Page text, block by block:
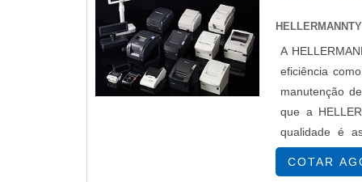
AVALIAÇÃO DA QUALIDADE
A qualidade de impressão é fundamental
Teste a melhor impressora portátil a4
Para impressões que envolvem
assegura detalhes adequados.
especialmente se você trabalha em
tamanhos de fonte deve ser avaliada,
A
eficiência
manutenção
que a
qualidade é
Impressoras
COTAR